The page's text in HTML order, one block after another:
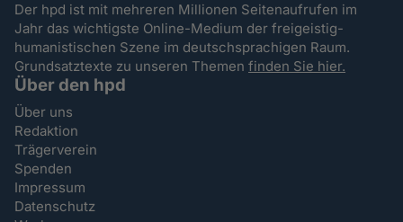
Der hpd ist mit mehreren Millionen Seitenaufrufen im
Jahr das wichtigste Online-Medium der freigeistig-
humanistischen Szene im deutschsprachigen Raum.
Grundsatztexte zu unseren Themenfinden Sie hier.
Über den hpd
Über uns
Redaktion
Trägerverein
Spenden
Impressum
Datenschutz